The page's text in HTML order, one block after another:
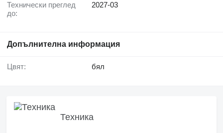
Технически преглед
до:
2027-03
Допълнителна информация
Цвят: бял
Техника